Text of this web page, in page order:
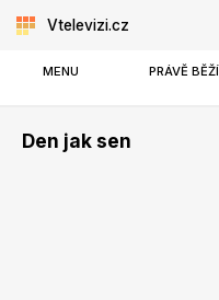
Vtelevizi.cz
MENU PRÁVĚ BĚŽÍ
Den jak sen